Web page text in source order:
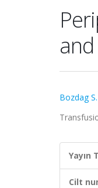
Bozdag
Yayın
Cilt